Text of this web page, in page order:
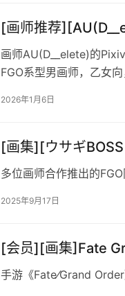
[画师推荐
画师AU(D__elete)的
FGO系型男画师，乙女
2026年1月6日
[画集][ウサギ
多位画师合作推出的FGO
2025年9月17日
[会员][画集]Fate
手游《Fate⁄Grand